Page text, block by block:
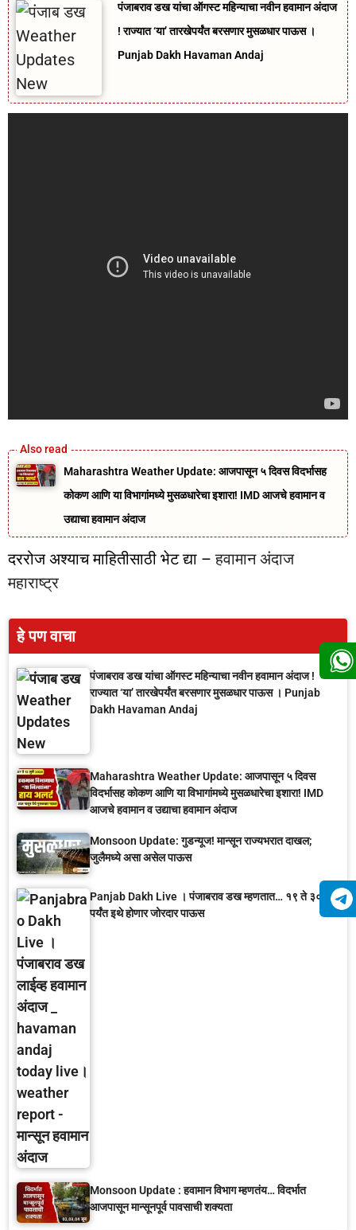
पंजाबराव डख यांचा ऑगस्ट महिन्याचा नवीन हवामान अंदाज
! राज्यात ‘या’ तारखेपर्यंत बरसणार मुसळधार पाऊस ।
Punjab Dakh Havaman Andaj
Maharashtra Weather Update: आजपासून ५ दिवस विदर्भासह
कोकण आणि या विभागांमध्ये मुसळधारेचा इशारा! IMD आजचे हवामान व
उद्याचा हवामान अंदाज
दररोज अश्याच माहितीसाठी भेट द्या –हवामान अंदाज
महाराष्ट्र
हे पण वाचा
पंजाबराव डख यांचा ऑगस्ट महिन्याचा नवीन हवामान अंदाज !
राज्यात ‘या’ तारखेपर्यंत बरसणार मुसळधार पाऊस । Punjab
Dakh Havaman Andaj
Maharashtra Weather Update: आजपासून ५ दिवस
विदर्भासह कोकण आणि या विभागांमध्ये मुसळधारेचा इशारा! IMD
आजचे हवामान व उद्याचा हवामान अंदाज
Monsoon Update: गुडन्यूज! मान्सून राज्यभरात दाखल;
जुलैमध्ये असा असेल पाऊस
Panjab Dakh Live । पंजाबराव डख म्हणतात… १९ ते ३० जून
पर्यंत इथे होणार जोरदार पाऊस
Monsoon Update : हवामान विभाग म्हणतंय… विदर्भात
आजपासून मान्सूनपूर्व पावसाची शक्यता